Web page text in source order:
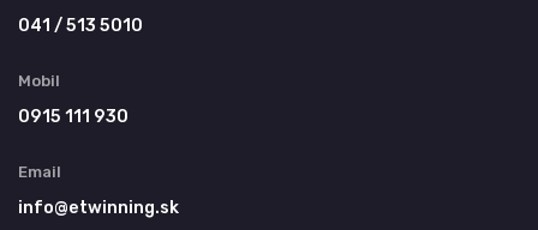
041 / 513 5010
Mobil
0915 111 930
Email
info@etwinning.sk